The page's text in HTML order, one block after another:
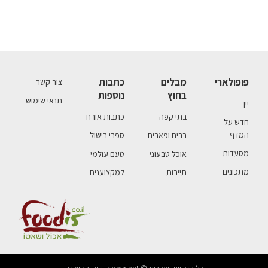
פופולארי
יין
חדש על
המדף
מסעדות
מתכונים
מבלים
בחוץ
בתי קפה
ברים ופאבים
אוכל טבעוני
תיירות
כתבות
נוספות
כתבות אורח
ספרי בישול
טעם עולמי
למקצוענים
צור קשר
תנאי שימוש